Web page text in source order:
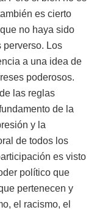
es cierto
no haya sido
perverso. Los
a una idea de
poderosos.
las reglas
de la
y la
de todos los
es visto
político que
pertenecen y
el racismo, el